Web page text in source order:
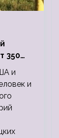
350
и
и